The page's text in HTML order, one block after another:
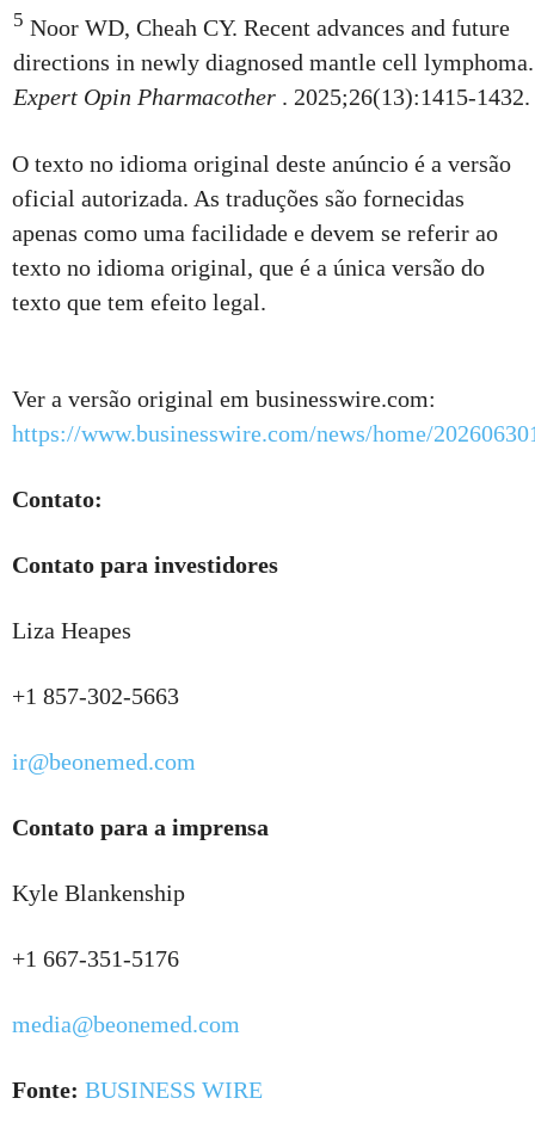
5 Noor WD, Cheah CY. Recent advances and future
directions in newly diagnosed mantle cell lymphoma.
Expert Opin Pharmacother . 2025;26(13):1415-1432.
O texto no idioma original deste anúncio é a versão
oficial autorizada. As traduções são fornecidas
apenas como uma facilidade e devem se referir ao
texto no idioma original, que é a única versão do
texto que tem efeito legal.
Ver a versão original em businesswire.com:
https://www.businesswire.com/news/home/
Contato:
Contato para investidores
Liza Heapes
+1 857-302-5663
ir@beonemed.com
Contato para a imprensa
Kyle Blankenship
+1 667-351-5176
media@beonemed.com
Fonte: BUSINESS WIRE